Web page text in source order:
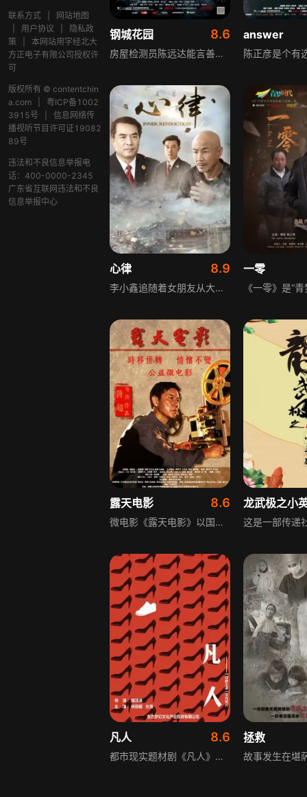
联系方式
网站地图
用户协议
隐私政
策
本网站用字经北大
方正电子有限公司授权许
可
版权所有 © contentchin
a.com
粤ICP备1002
3915号
信息网络传
播视听节目许可证19082
89号
违法和不良信息举报电
话：400-0000-2345
广东省互联网违法和不良
信息举报中心
钢城花园 8.6
房屋检测员陈远达能言善辩，解决一栋住宅危楼纠纷后，遇到钢城花园住户郑先生。郑先生请陈远达为自己多年未检测的房子做鉴定，曾同住钢城花园的陈远达答应。两人驱车前往，却发现郑先生的房子早已在多年前倒塌，这场看似普通的鉴定背后，牵扯出过往的秘密与未知的故事。
answer
心律 8.9
李小鑫追随着女朋友从大城市来到了小县城，参加省检察院的公务员考试，成为了锡林县人民检察院的一名检察官，但因为对县城生活的不适应，萌生退意，在工作和感情上遇到双重危机。他打算在离开之前，好好办理一起案件，证明自己的能力。但因为一时大意，没有严格规范司法，在和同事外出取证时，李小鑫被涉案人设下陷阱，掉进圈套。小鑫对自己的大意行为认识不够，觉得自己倒霉，对院里给他的处罚有抵触，县反贪局副局长、老检察官祝一凡是小鑫的领路人，在他的办公桌玻璃板下一直压着111.3块钱的旧版人民币。小鑫很好奇。但祝一凡说等到他真心理解检察工作的时候，才会告诉他这里面的故事……小鑫事件不但给他自己带来麻烦，更使祝一凡负责的这起反腐案件陷入了困局。但是，有着丰富办案经验的祝一凡，另辟蹊径，化被动为主动，用言传身教的方式让李小鑫理解了检察工作的意义……
一零
露天电影 8.6
微电影《露天电影》以国家农村电影放映工程为题材，讲述老放映员老余头一生默默奉献电影事业，坚守岗位不为名利所惑，在二十多分钟的剧情里，用简练跌宕的情节，最终赢得儿孙支持与群众尊敬，诠释无私敬业的价值观，展现农村公益电影放映这一民生工程扎根农村、惠及百姓的生命力。
龙武极之小
凡人 8.6
都市现实题材剧《凡人》讲述新入职场的吕小溪每天包里装两双鞋，先穿平底鞋挤公交地铁，到公司换山寨爆款高跟鞋，在公司是无人注意的小透明，只有社交账号上过着白领体面生活。她新合租室友倪娜是初入行小演员，拥有吕小溪梦寐以求的一切，两人同住屋檐下，倪娜的生活作风总给吕小溪带来麻烦和冲突，吕小溪一面不屑倪娜的浮夸，一面又难以启齿地羡慕她，两个女生开始了不可言说的故事。
拯救